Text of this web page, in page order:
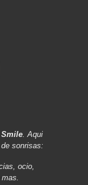
. Aqui
sonrisas:
ocio,